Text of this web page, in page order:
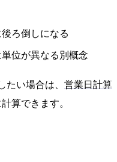
ろ倒しになる
位が異なる別概念
たい場合は、 営業日計算
算できます。